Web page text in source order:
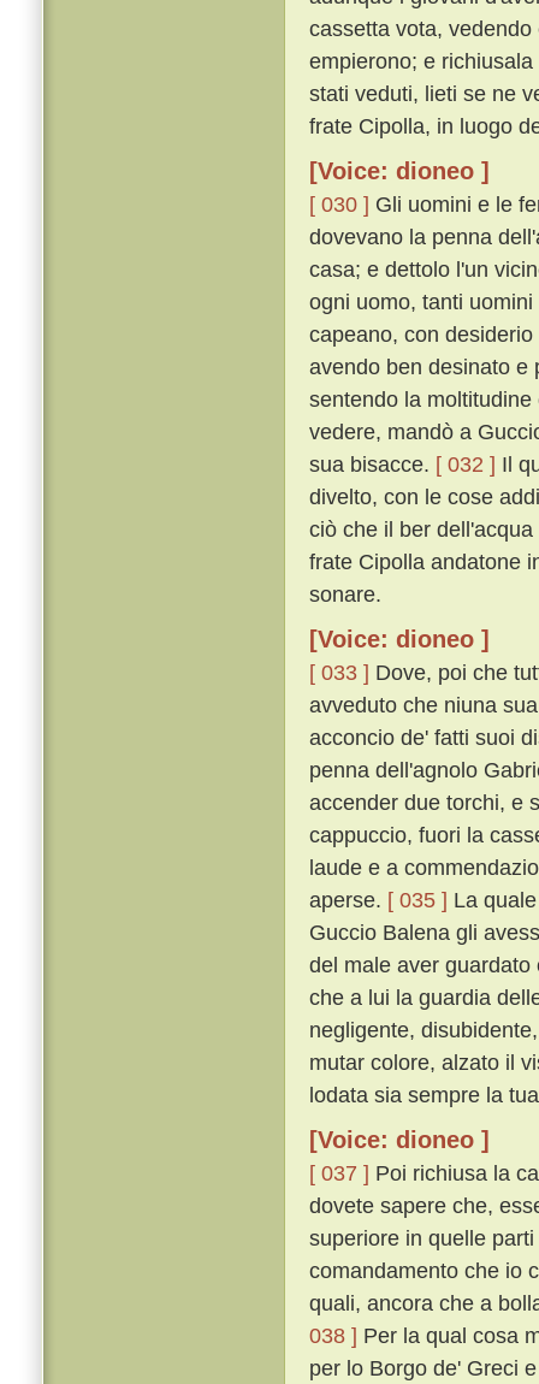
cassetta vota,
empierono; e
stati veduti, lieti se ne
frate Cipolla, in luogo
[Voice: dioneo ]
[ 030 ] Gli uomini e le
dovevano la penna
casa; e dettolo l'un
ogni uomo, tanti
capeano, con
avendo ben desinato e
sentendo la
vedere, mandò a
sua bisacce. [ 032 ] Il
divelto, con le cose
ciò che il ber
frate Cipolla andatone
sonare.
[Voice: dioneo ]
[ 033 ] Dove, poi che
avveduto che niuna
acconcio de' fatti suoi
penna dell'agnolo
accender due torchi, e
cappuccio, fuori la
laude e a
aperse. [ 035 ] La
Guccio Balena gli
del male aver
che a lui la guardia
negligente,
mutar colore, alzato il
lodata sia sempre la
[Voice: dioneo ]
[ 037 ] Poi richiusa la
dovete sapere che,
superiore in quelle
comandamento che io
quali, ancora che a
038 ] Per la qual cosa
per lo Borgo de' Greci